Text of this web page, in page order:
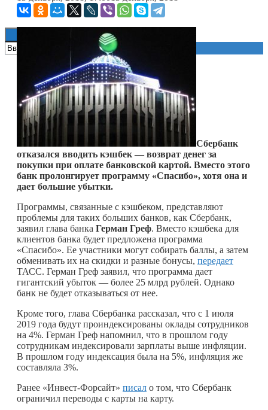
Книги
Сбербанк
отказался вводить кэшбек — возврат денег за
покупки при оплате банковской картой. Вместо этого
банк пролонгирует программу «Спасибо», хотя она и
дает большие убытки.
Программы, связанные с кэшбеком, представляют
проблемы для таких больших банков, как Сбербанк,
заявил глава банка Герман Греф. Вместо кэшбека для
клиентов банка будет предложена программа
«Спасибо». Ее участники могут собирать баллы, а затем
обменивать их на скидки и разные бонусы, передает
ТАСС. Герман Греф заявил, что программа дает
гигантский убыток — более 25 млрд рублей. Однако
банк не будет отказываться от нее.
Кроме того, глава Сбербанка рассказал, что с 1 июля
2019 года будут проиндексированы оклады сотрудников
на 4%. Герман Греф напомнил, что в прошлом году
сотрудникам индексировали зарплаты выше инфляции.
В прошлом году индексация была на 5%, инфляция же
составляла 3%.
Ранее «Инвест-Форсайт» писал о том, что Сбербанк
ограничил переводы с карты на карту.